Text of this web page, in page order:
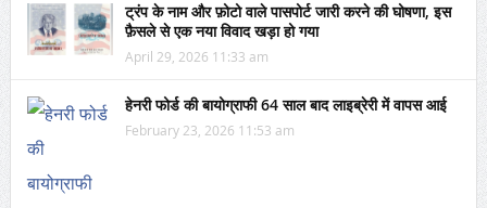
ट्रंप के नाम और फ़ोटो वाले पासपोर्ट जारी करने की घोषणा, इस
फ़ैसले से एक नया विवाद खड़ा हो गया
April 29, 2026 11:33 am
हेनरी फोर्ड की बायोग्राफी 64 साल बाद लाइब्रेरी में वापस आई
February 23, 2026 11:53 am